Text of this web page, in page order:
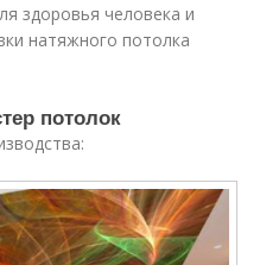
здоровья человека и
натяжного потолка
потолок